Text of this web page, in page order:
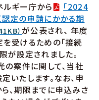
ルギー庁から
「2024
定の申請にかかる期
）が公表され、 年度
受けるための「接続
が設定されました。
の案件に関して、当社
いたします。なお、申
、期限までに申込みさ